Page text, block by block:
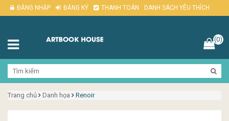
ĐĂNG NHẬP ĐĂNG KÝ THANH TOÁN DANH SÁCH YÊU THÍCH
(0)
Trang chủ Danh họa Renoir